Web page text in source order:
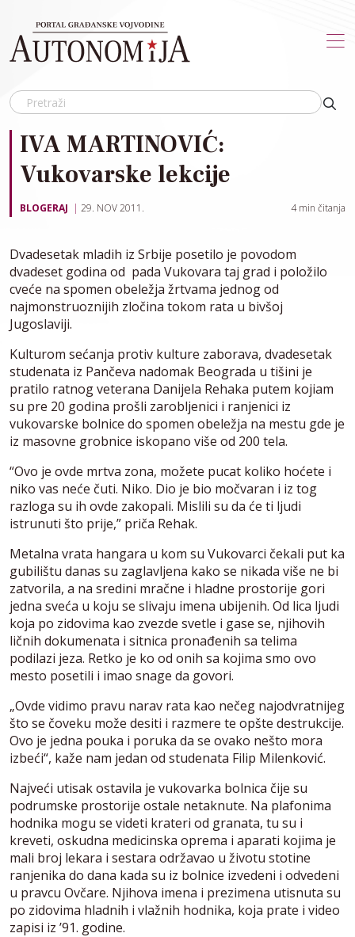
IVA MARTINOVIĆ:
Vukovarske lekcije
BLOGERAJ 29. NOV 2011. 4 min čitanja
Dvadesetak mladih iz Srbije posetilo je povodom
dvadeset godina od pada Vukovara taj grad i položilo
cveće na spomen obeležja žrtvama jednog od
najmonstruoznijih zločina tokom rata u bivšoj
Jugoslaviji.
Kulturom sećanja protiv kulture zaborava, dvadesetak
studenata iz Pančeva nadomak Beograda u tišini je
pratilo ratnog veterana Danijela Rehaka putem kojiam
su pre 20 godina prošli zarobljenici i ranjenici iz
vukovarske bolnice do spomen obeležja na mestu gde je
iz masovne grobnice iskopano više od 200 tela.
“Ovo je ovde mrtva zona, možete pucat koliko hoćete i
niko vas neće čuti. Niko. Dio je bio močvaran i iz tog
razloga su ih ovde zakopali. Mislili su da će ti ljudi
istrunuti što prije,” priča Rehak.
Metalna vrata hangara u kom su Vukovarci čekali put ka
gubilištu danas su zaglavljena kako se nikada više ne bi
zatvorila, a na sredini mračne i hladne prostorije gori
jedna sveća u koju se slivaju imena ubijenih. Od lica ljudi
koja po zidovima kao zvezde svetle i gase se, njihovih
ličnih dokumenata i sitnica pronađenih sa telima
podilazi jeza. Retko je ko od onih sa kojima smo ovo
mesto posetili i imao snage da govori.
„Ovde vidimo pravu narav rata kao nečeg najodvratnijeg
što se čoveku može desiti i razmere te opšte destrukcije.
Ovo je jedna pouka i poruka da se ovako nešto mora
izbeći“, kaže nam jedan od studenata Filip Milenković.
Najveći utisak ostavila je vukovarka bolnica čije su
podrumske prostorije ostale netaknute. Na plafonima
hodnika mogu se videti krateri od granata, tu su i
kreveti, oskudna medicinska oprema i aparati kojima je
mali broj lekara i sestara održavao u životu stotine
ranjenika do dana kada su iz bolnice izvedeni i odvedeni
u pravcu Ovčare. Njihova imena i prezimena utisnuta su
po zidovima hladnih i vlažnih hodnika, koja prate i video
zapisi iz ’91. godine.